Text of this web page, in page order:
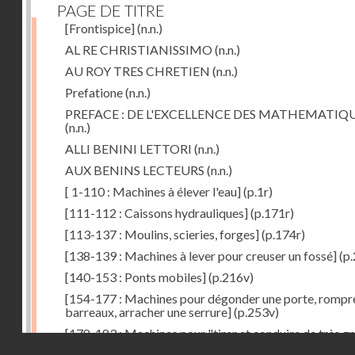
PAGE DE TITRE
[Frontispice](n.n.)
AL RE CHRISTIANISSIMO (n.n.)
AU ROY TRES CHRETIEN (n.n.)
Prefatione(n.n.)
PREFACE : DE L'EXCELLENCE DES
(n.n.)
ALLI BENINI LETTORI (n.n.)
AUX BENINS LECTEURS (n.n.)
[ 1-110 : Machines à élever l'eau](p.1r)
[111-112 : Caissons hydrauliques](p.171r)
[113-137 : Moulins, scieries, forges](p.174r)
[138-139 : Machines à lever pour creuser un fossé]
[140-153 : Ponts mobiles](p.216v)
[154-177 : Machines pour dégonder une porte,
barreaux, arracher une serrure](p.253v)
[178-183 : Machines pour "tirer et conduire de très